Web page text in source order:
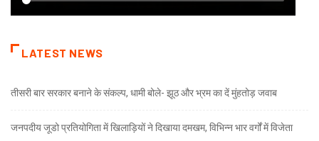
LATEST NEWS
तीसरी बार सरकार बनाने के संकल्प, धामी बोले- झूठ और भ्रम का दें मुंहतोड़ जवाब
जनपदीय जूडो प्रतियोगिता में खिलाड़ियों ने दिखाया दमखम, विभिन्न भार वर्गों में विजेता